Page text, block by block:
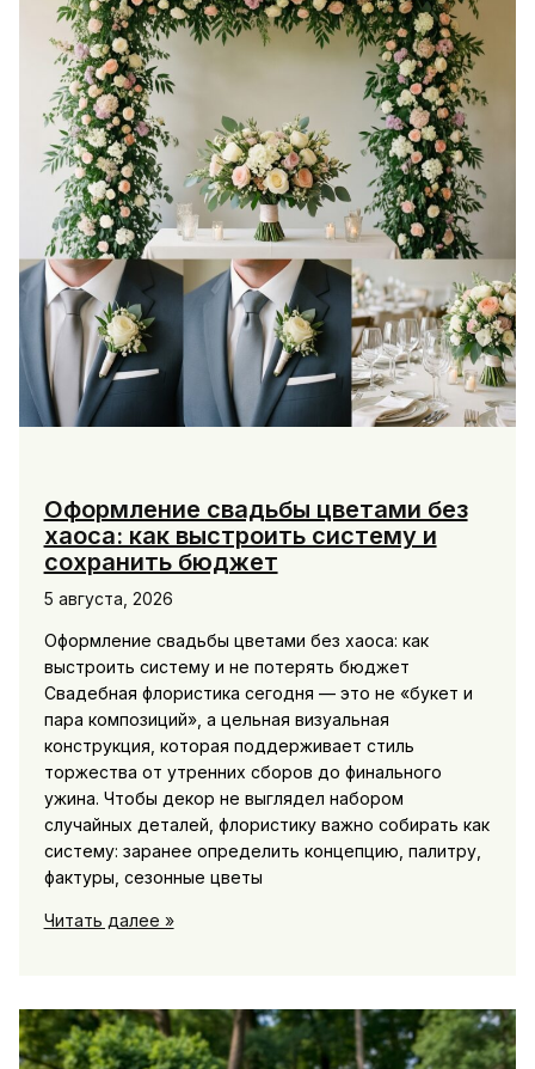
рутину
и
повысить
продуктивность
команды
Оформление свадьбы цветами без
хаоса: как выстроить систему и
сохранить бюджет
5 августа, 2026
Оформление свадьбы цветами без хаоса: как
выстроить систему и не потерять бюджет
Свадебная флористика сегодня — это не «букет и
пара композиций», а цельная визуальная
конструкция, которая поддерживает стиль
торжества от утренних сборов до финального
ужина. Чтобы декор не выглядел набором
случайных деталей, флористику важно собирать как
систему: заранее определить концепцию, палитру,
фактуры, сезонные цветы
Оформление
хаоса:
как
Читать далее »